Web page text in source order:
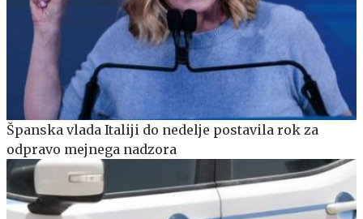
Španska vlada Italiji do nedelje postavila rok za
odpravo mejnega nadzora